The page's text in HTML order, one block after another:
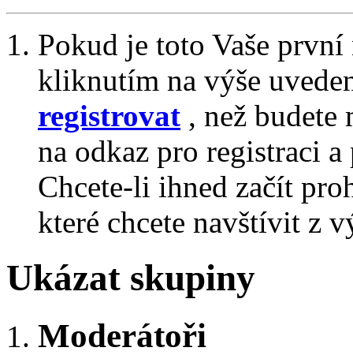
Pokud je toto Vaše
kliknutím na výše
registrovat , než
na odkaz pro registraci
Chcete-li ihned začít
které chcete navštívit z
Ukázat skupiny
Moderátoři